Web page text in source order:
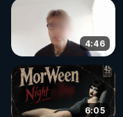
4:46
6:05